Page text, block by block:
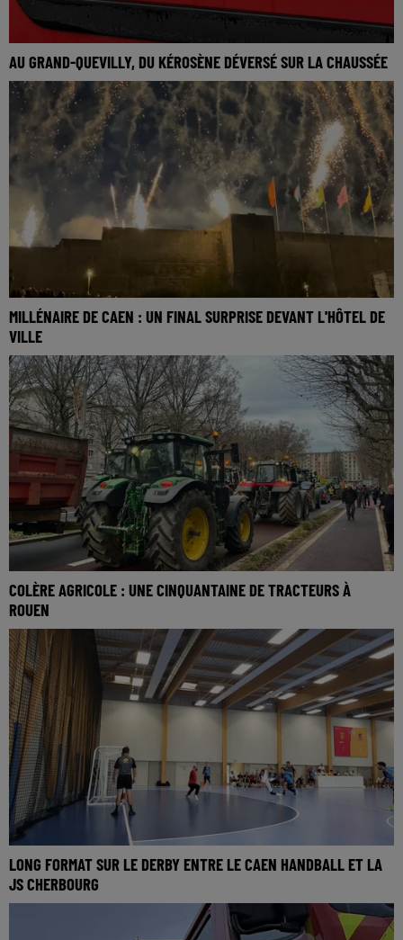
AU GRAND-QUEVILLY, DU KÉROSÈNE DÉVERSÉ SUR LA CHAUSSÉE
MILLÉNAIRE DE CAEN : UN FINAL SURPRISE DEVANT L'HÔTEL DE
VILLE
COLÈRE AGRICOLE : UNE CINQUANTAINE DE TRACTEURS À
ROUEN
LONG FORMAT SUR LE DERBY ENTRE LE CAEN HANDBALL ET LA
JS CHERBOURG